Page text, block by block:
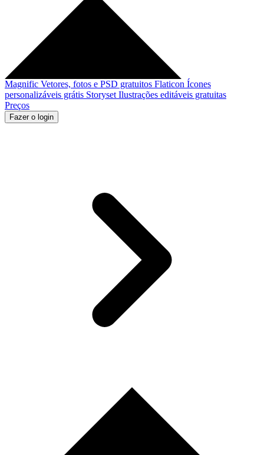
Magnific Vetores, fotos e PSD gratuitos Flaticon Ícones
personalizáveis grátis Storyset Ilustrações editáveis gratuitas
Preços
Fazer o login